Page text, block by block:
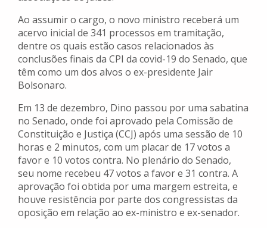
Ao assumir o cargo, o novo ministro receberá um
acervo inicial de 341 processos em tramitação,
dentre os quais estão casos relacionados às
conclusões finais da CPI da covid-19 do Senado, que
têm como um dos alvos o ex-presidente Jair
Bolsonaro.
Em 13 de dezembro, Dino passou por uma sabatina
no Senado, onde foi aprovado pela Comissão de
Constituição e Justiça (CCJ) após uma sessão de 10
horas e 2 minutos, com um placar de 17 votos a
favor e 10 votos contra. No plenário do Senado,
seu nome recebeu 47 votos a favor e 31 contra. A
aprovação foi obtida por uma margem estreita, e
houve resistência por parte dos congressistas da
oposição em relação ao ex-ministro e ex-senador.